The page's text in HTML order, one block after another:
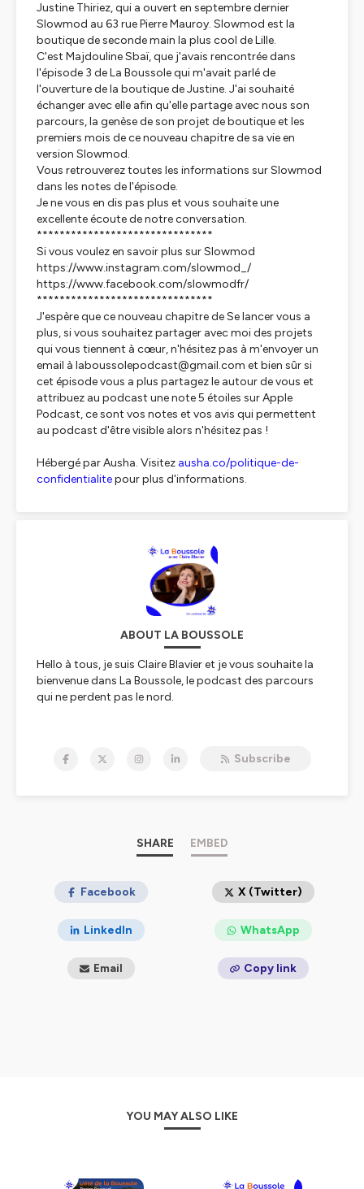
Justine Thiriez, qui a ouvert en septembre dernier
Slowmod au 63 rue Pierre Mauroy. Slowmod est la
boutique de seconde main la plus cool de Lille.
C'est Majdouline Sbaï, que j'avais rencontrée dans
l'épisode 3 de La Boussole qui m'avait parlé de
l'ouverture de la boutique de Justine. J'ai souhaité
échanger avec elle afin qu'elle partage avec nous son
parcours, la genèse de son projet de boutique et les
premiers mois de ce nouveau chapitre de sa vie en
version Slowmod.
Vous retrouverez toutes les informations sur Slowmod
dans les notes de l'épisode.
Je ne vous en dis pas plus et vous souhaite une
excellente écoute de notre conversation.
*******************************
Si vous voulez en savoir plus sur Slowmod
https://www.instagram.com/slowmod_/
https://www.facebook.com/slowmodfr/
*******************************
J'espère que ce nouveau chapitre de Se lancer vous a
plus, si vous souhaitez partager avec moi des projets
qui vous tiennent à cœur, n'hésitez pas à m'envoyer un
email à laboussolepodcast@gmail.com et bien sûr si
cet épisode vous a plus partagez le autour de vous et
attribuez au podcast une note 5 étoiles sur Apple
Podcast, ce sont vos notes et vos avis qui permettent
au podcast d'être visible alors n'hésitez pas !
Hébergé par Ausha. Visitez ausha.co/politique-de-
confidentialitepour plus d'informations.
ABOUT LA BOUSSOLE
Hello à tous, je suis Claire Blavier et je vous souhaite la
bienvenue dans La Boussole, le podcast des parcours
qui ne perdent pas le nord.
parler de leur parcours, de ce qui les anime et de vibrer
personnes qui vivent leurs rêves en grand.
intimes, touchants et passionnants et j'espère que vous
prendre à les enregistrer !
Je vous dis à très vite, à l'écoute de la Boussole!
Subscribe
SHARE EMBED
Facebook X (Twitter)
LinkedIn WhatsApp
Email Copy link
YOU MAY ALSO LIKE